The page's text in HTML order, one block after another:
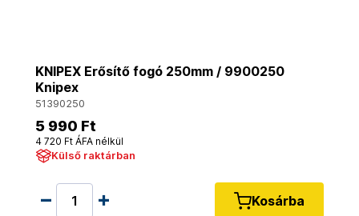
KNIPEX Erősítő fogó 250mm / 9900250
Knipex
51390250
5 990 Ft
4 720 Ft ÁFA nélkül
Külső raktárban
Kosárba